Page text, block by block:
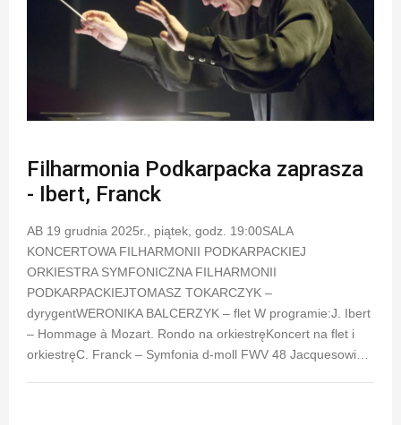
Filharmonia Podkarpacka zaprasza
- Ibert, Franck
AB 19 grudnia 2025r., piątek, godz. 19:00SALA
KONCERTOWA FILHARMONII PODKARPACKIEJ
ORKIESTRA SYMFONICZNA FILHARMONII
PODKARPACKIEJTOMASZ TOKARCZYK –
dyrygentWERONIKA BALCERZYK – flet W programie:J. Ibert
– Hommage à Mozart. Rondo na orkiestręKoncert na flet i
orkiestręC. Franck – Symfonia d-moll FWV 48 Jacquesowi…